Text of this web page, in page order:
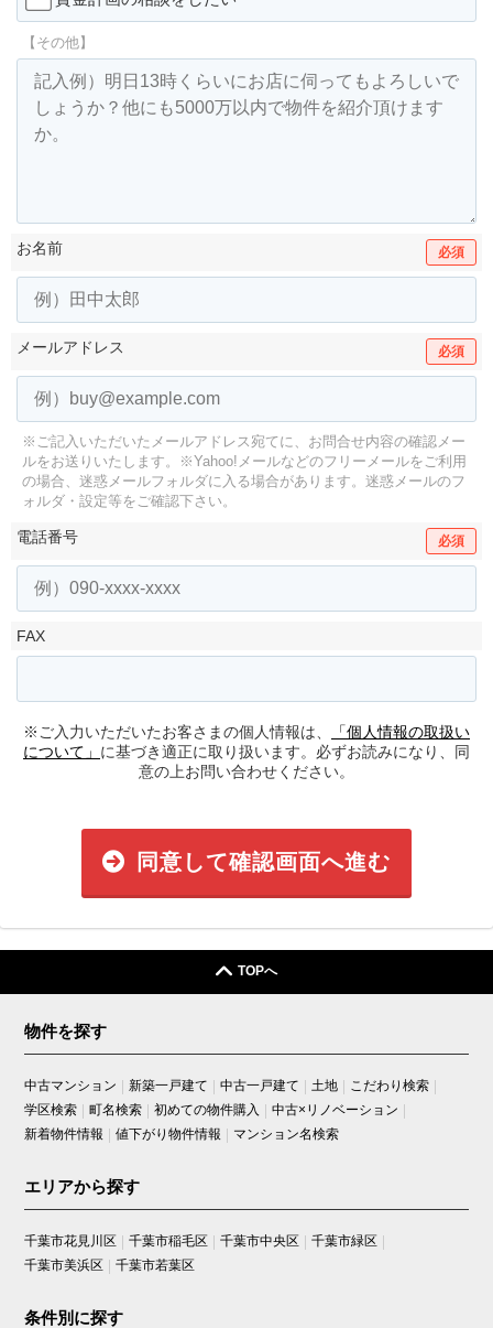
【その他】
お名前 必須
メールアドレス 必須
※ご記入いただいたメールアドレス宛てに、お問合せ内容の確認メー
ルをお送りいたします。
※Yahoo!メールなどのフリーメールをご利用
の場合、迷惑メールフォルダに入る場合があります。 迷惑メールのフ
ォルダ・設定等をご確認下さい。
電話番号 必須
FAX
※ご入力いただいたお客さまの個人情報は、
「個人情報の取扱い
について」 に基づき適正に取り扱います。必ずお読みになり、同
意の上お問い合わせください。
同意して確認画面へ進む
TOPへ
物件を探す
中古マンション 新築一戸建て 中古一戸建て 土地
こだわり検索
学区検索
町名検索 初めての物件購入
中古×リノベーション
新着物件情報
値下がり物件情報 マンション名検索
エリアから探す
千葉市花見川区 千葉市稲毛区 千葉市中央区
千葉市緑区
千葉市美浜区
千葉市若葉区
条件別に探す